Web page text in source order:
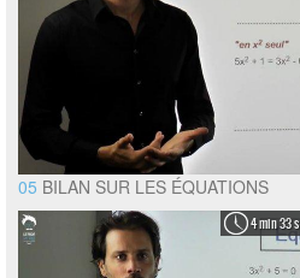
05 BILAN SUR LES ÉQUATIONS
4 min 33 s